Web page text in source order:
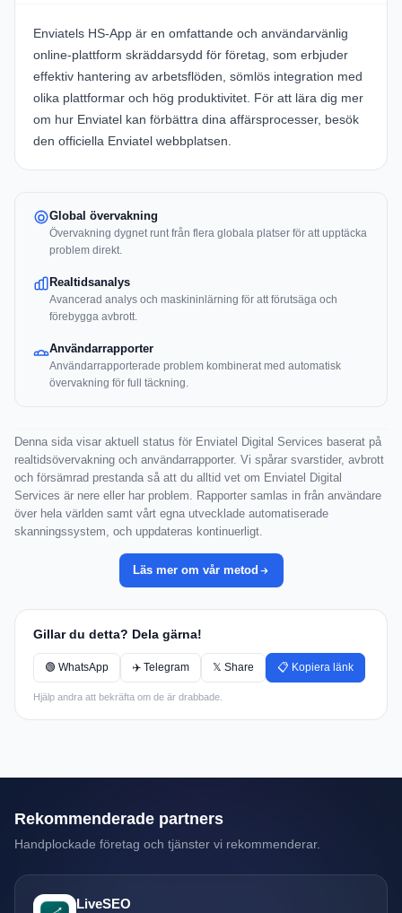
Enviatels HS-App är en omfattande och användarvänlig
online-plattform skräddarsydd för företag, som erbjuder
effektiv hantering av arbetsflöden, sömlös integration med
olika plattformar och hög produktivitet. För att lära dig mer
om hur Enviatel kan förbättra dina affärsprocesser, besök
den officiella Enviatel webbplatsen.
Global övervakning
Övervakning dygnet runt från flera globala platser för att upptäcka
problem direkt.
Realtidsanalys
Avancerad analys och maskininlärning för att förutsäga och
förebygga avbrott.
Användarrapporter
Användarrapporterade problem kombinerat med automatisk
övervakning för full täckning.
Denna sida visar aktuell status för Enviatel Digital Services baserat på
realtidsövervakning och användarrapporter. Vi spårar svarstider, avbrott
och försämrad prestanda så att du alltid vet om Enviatel Digital
Services är nere eller har problem. Rapporter samlas in från användare
över hela världen samt vårt egna utvecklade automatiserade
skanningssystem, och uppdateras kontinuerligt.
Läs mer om vår metod
Gillar du detta? Dela gärna!
🟢 WhatsApp ✈️ Telegram 𝕏 Share 📋 Kopiera länk
Hjälp andra att bekräfta om de är drabbade.
Rekommenderade partners
Handplockade företag och tjänster vi rekommenderar.
LiveSEO